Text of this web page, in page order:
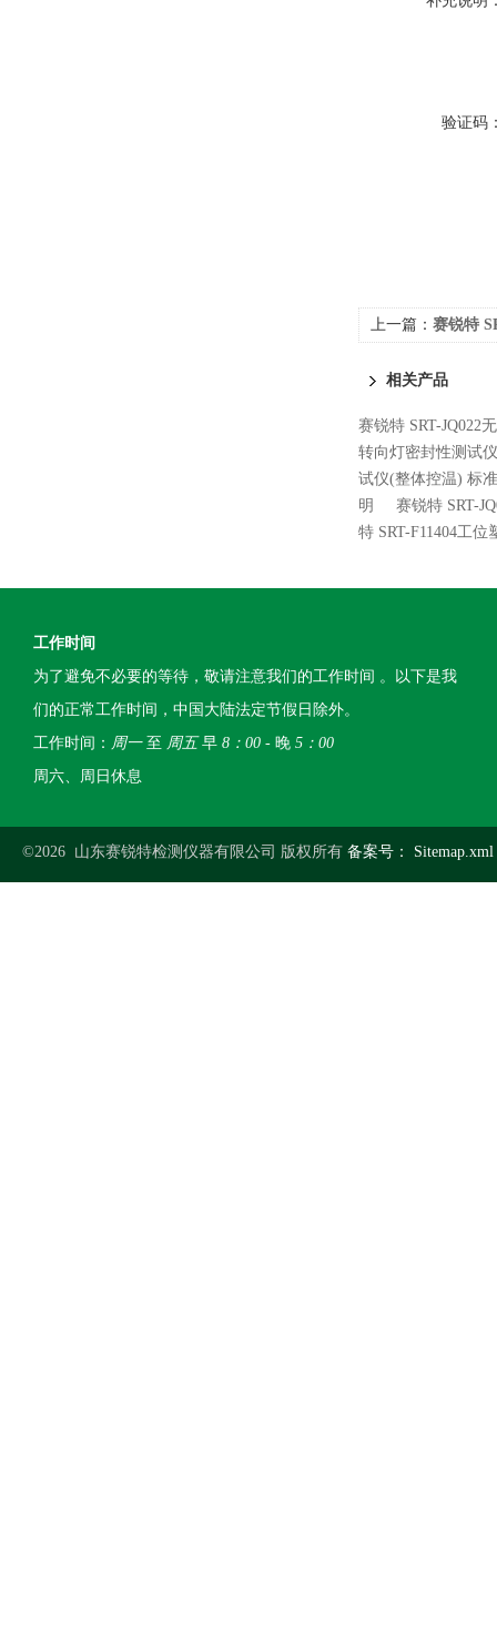
验证码
上一篇： 赛锐特
相关产品
赛锐特 SRT-JQ022
转向灯密封性测试
试仪(整体控温) 标准
明
赛锐特 SRT-
特 SRT-F11404工
工作时间
为了避免不必要的等待，敬请注意我们的工作时间 。以下是我
们的正常工作时间，中国大陆法定节假日除外。
工作时间： 周一至 周五早 8：00 - 晚 5：00
周六、周日休息
©2026 山东赛锐特检测仪器有限公司 版权所有 备案号： Sitemap.xml